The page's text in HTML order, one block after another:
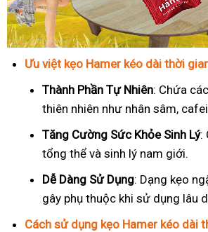
Ưu việt kẹo Hamer kéo dài thời
Thành Phần Tự Nhiên: Chứa
thiên nhiên như nhân sâm,
Tăng Cường Sức Khỏe Sinh Lý:
tổng thể và sinh lý nam giới.
Dễ Dàng Sử Dụng: Dạng kẹo
gây phụ thuộc khi sử dụng lâu
Cách sử dụng kẹo Hamer kéo dài